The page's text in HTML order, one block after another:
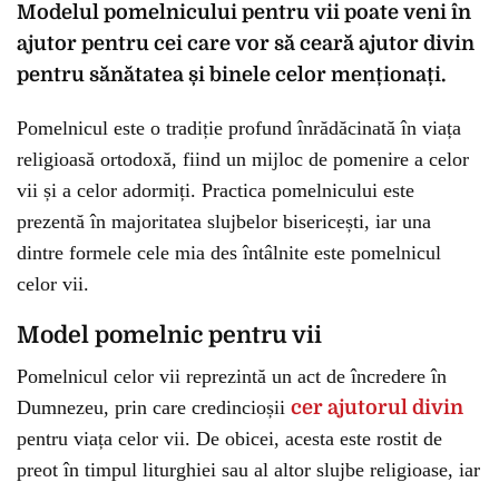
Modelul pomelnicului pentru vii poate veni în
ajutor pentru cei care vor să ceară ajutor divin
pentru sănătatea și binele celor menționați.
Pomelnicul este o tradiție profund înrădăcinată în viața
religioasă ortodoxă, fiind un mijloc de pomenire a celor
vii și a celor adormiți. Practica pomelnicului este
prezentă în majoritatea slujbelor bisericești, iar una
dintre formele cele mia des întâlnite este pomelnicul
celor vii.
Model pomelnic pentru vii
Pomelnicul celor vii reprezintă un act de încredere în
Dumnezeu, prin care credincioșii cer ajutorul divin
pentru viața celor vii. De obicei, acesta este rostit de
preot în timpul liturghiei sau al altor slujbe religioase, iar